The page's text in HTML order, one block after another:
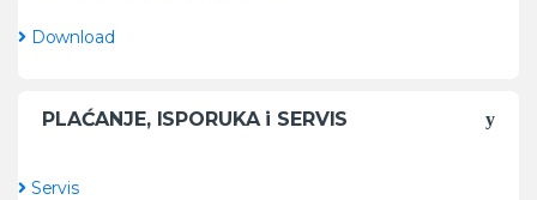
Download
PLAĆANJE, ISPORUKA i SERVIS
Servis